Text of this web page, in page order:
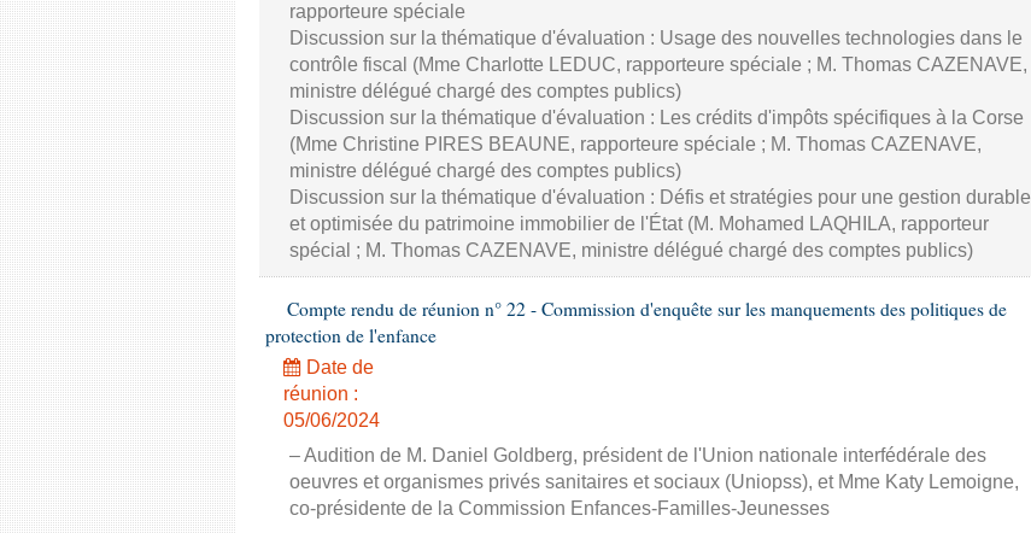
rapporteure spéciale
Discussion sur la thématique d'évaluation : Usage des nouvelles technologies dans le
contrôle fiscal (Mme Charlotte LEDUC, rapporteure spéciale ; M. Thomas CAZENAVE,
ministre délégué chargé des comptes publics)
Discussion sur la thématique d'évaluation : Les crédits d'impôts spécifiques à la Corse
(Mme Christine PIRES BEAUNE, rapporteure spéciale ; M. Thomas CAZENAVE,
ministre délégué chargé des comptes publics)
Discussion sur la thématique d'évaluation : Défis et stratégies pour une gestion durable
et optimisée du patrimoine immobilier de l'État (M. Mohamed LAQHILA, rapporteur
spécial ; M. Thomas CAZENAVE, ministre délégué chargé des comptes publics)
Compte rendu de réunion n° 22 - Commission d'enquête sur les manquements des politiques de
protection de l'enfance
Date de
réunion :
05/06/2024
– Audition de M. Daniel Goldberg, président de l'Union nationale interfédérale des
oeuvres et organismes privés sanitaires et sociaux (Uniopss), et Mme Katy Lemoigne,
co-présidente de la Commission Enfances-Familles-Jeunesses